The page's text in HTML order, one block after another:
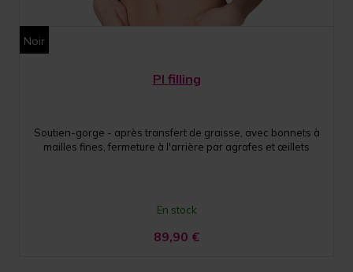
Noir
PI filling
Soutien-gorge - après transfert de graisse, avec bonnets à
mailles fines, fermeture à l'arrière par agrafes et œillets
En stock
89,90 €